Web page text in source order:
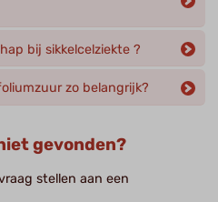
bij sikkelcelziekte ?
zo belangrijk?
gevonden?
stellen aan een